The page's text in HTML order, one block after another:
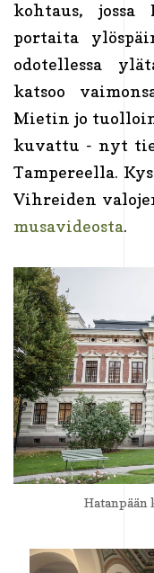
kohtaus, jossa
portaita
odotellessa
katsoo
Mietin jo
kuvattu - nyt
Tampereella.
Vihreiden
musavideosta.
Hatanpään